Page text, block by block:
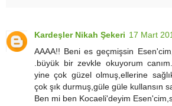
Kardeşler Nikah Şekeri 17 Mart
AAAA!! Beni es geçmişsin
.büyük bir zevkle okuyorum
yine çok güzel olmuş,ellerine
çok şık durmuş,güle güle kullansın
Ben mi ben Kocaeli'deyim